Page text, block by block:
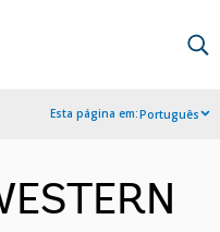
Esta página em:Português